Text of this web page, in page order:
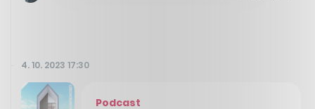
4. 10. 2023 17:30
Podcast